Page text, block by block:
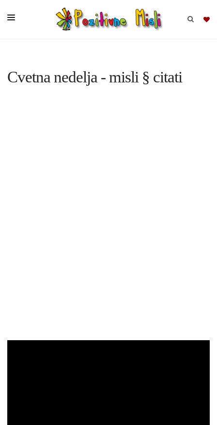
Cvetna nedelja - misli § citati